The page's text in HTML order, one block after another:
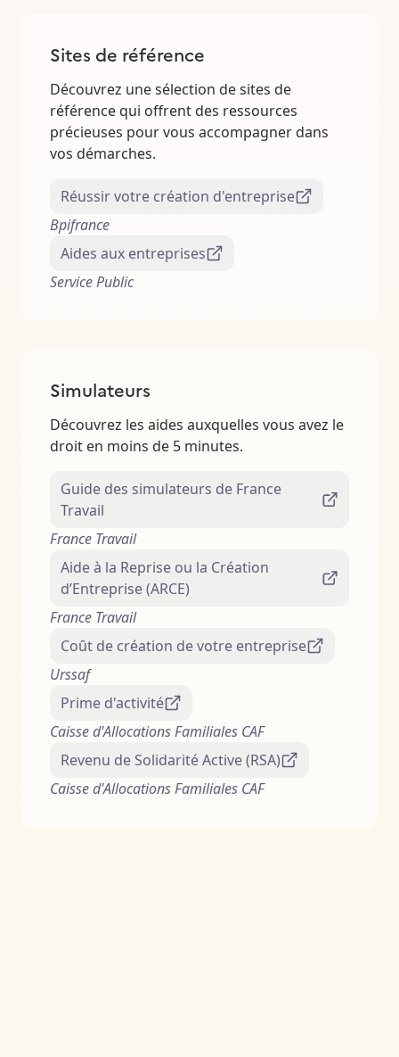
Sites de référence
Découvrez une sélection de sites de
référence qui offrent des ressources
précieuses pour vous accompagner dans
vos démarches.
Réussir votre création d'entreprise
Bpifrance
Aides aux entreprises
Service Public
Simulateurs
Découvrez les aides auxquelles vous avez le
droit en moins de 5 minutes.
Guide des simulateurs de France
Travail
France Travail
Aide à la Reprise ou la Création
d’Entreprise (ARCE)
France Travail
Coût de création de votre entreprise
Urssaf
Prime d'activité
Caisse d'Allocations Familiales CAF
Revenu de Solidarité Active (RSA)
Caisse d'Allocations Familiales CAF